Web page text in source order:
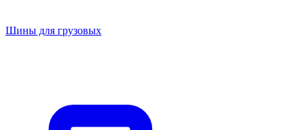
Шины для грузовых